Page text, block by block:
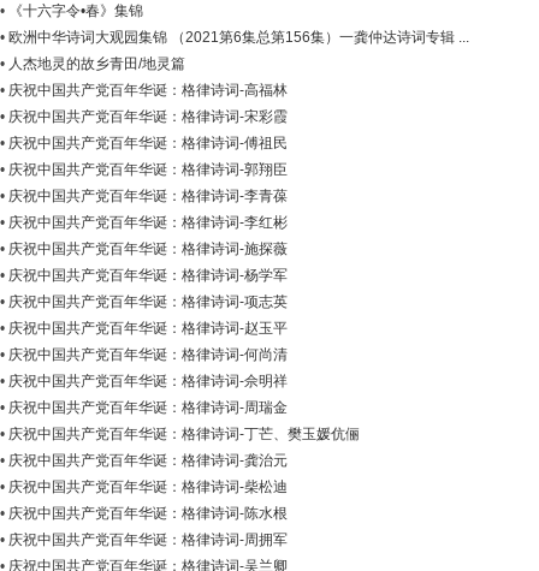
•
《十六字令•春》集锦
• 欧洲中华诗词大观园集锦 （2021第6集总第156集）一龚仲达诗词专辑 ...
• 人杰地灵的故乡青田/地灵篇
• 庆祝中国共产党百年华诞：格律诗词-高福林
• 庆祝中国共产党百年华诞：格律诗词-宋彩霞
• 庆祝中国共产党百年华诞：格律诗词-傅祖民
• 庆祝中国共产党百年华诞：格律诗词-郭翔臣
• 庆祝中国共产党百年华诞：格律诗词-李青葆
• 庆祝中国共产党百年华诞：格律诗词-李红彬
• 庆祝中国共产党百年华诞：格律诗词-施探薇
• 庆祝中国共产党百年华诞：格律诗词-杨学军
• 庆祝中国共产党百年华诞：格律诗词-项志英
• 庆祝中国共产党百年华诞：格律诗词-赵玉平
• 庆祝中国共产党百年华诞：格律诗词-何尚清
• 庆祝中国共产党百年华诞：格律诗词-佘明祥
• 庆祝中国共产党百年华诞：格律诗词-周瑞金
• 庆祝中国共产党百年华诞：格律诗词-丁芒、樊玉媛伉俪
• 庆祝中国共产党百年华诞：格律诗词-龚治元
• 庆祝中国共产党百年华诞：格律诗词-柴松迪
• 庆祝中国共产党百年华诞：格律诗词-陈水根
• 庆祝中国共产党百年华诞：格律诗词-周拥军
• 庆祝中国共产党百年华诞：格律诗词-吴兰卿